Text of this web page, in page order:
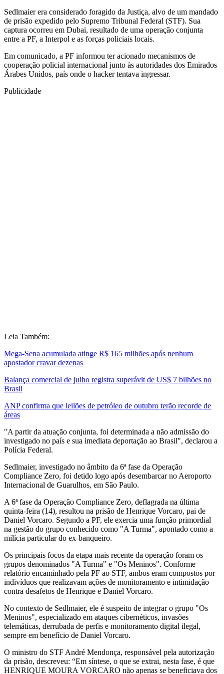
Sedlmaier era considerado foragido da Justiça, alvo de um mandado
de prisão expedido pelo Supremo Tribunal Federal (STF). Sua
captura ocorreu em Dubai, resultado de uma operação conjunta
entre a PF, a Interpol e as forças policiais locais.
Em comunicado, a PF informou ter acionado mecanismos de
cooperação policial internacional junto às autoridades dos Emirados
Árabes Unidos, país onde o hacker tentava ingressar.
Publicidade
Leia Também:
Mega-Sena acumulada atinge R$ 165 milhões após nenhum
apostador cravar dezenas
Balança comercial de julho registra superávit de US$ 7 bilhões no
Brasil
ANP confirma que leilões de petróleo de outubro terão recorde de
áreas
"A partir da atuação conjunta, foi determinada a não admissão do
investigado no país e sua imediata deportação ao Brasil", declarou a
Polícia Federal.
Sedlmaier, investigado no âmbito da 6ª fase da Operação
Compliance Zero, foi detido logo após desembarcar no Aeroporto
Internacional de Guarulhos, em São Paulo.
A 6ª fase da Operação Compliance Zero, deflagrada na última
quinta-feira (14), resultou na prisão de Henrique Vorcaro, pai de
Daniel Vorcaro. Segundo a PF, ele exercia uma função primordial
na gestão do grupo conhecido como "A Turma", apontado como a
milícia particular do ex-banqueiro.
Os principais focos da etapa mais recente da operação foram os
grupos denominados "A Turma" e "Os Meninos". Conforme
relatório encaminhado pela PF ao STF, ambos eram compostos por
indivíduos que realizavam ações de monitoramento e intimidação
contra desafetos de Henrique e Daniel Vorcaro.
No contexto de Sedlmaier, ele é suspeito de integrar o grupo "Os
Meninos", especializado em ataques cibernéticos, invasões
telemáticas, derrubada de perfis e monitoramento digital ilegal,
sempre em benefício de Daniel Vorcaro.
O ministro do STF André Mendonça, responsável pela autorização
da prisão, descreveu: “Em síntese, o que se extrai, nesta fase, é que
HENRIQUE MOURA VORCARO não apenas se beneficiava dos